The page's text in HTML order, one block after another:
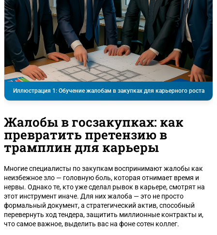
Иллюстрация 1: Обучение жалобам в закупках для карьерного роста
Жалобы в госзакупках: как
превратить претензию в
трамплин для карьеры
Многие специалисты по закупкам воспринимают жалобы как
неизбежное зло — головную боль, которая отнимает время и
нервы. Однако те, кто уже сделал рывок в карьере, смотрят на
этот инструмент иначе. Для них жалоба — это не просто
формальный документ, а стратегический актив, способный
перевернуть ход тендера, защитить миллионные контракты и,
что самое важное, выделить вас на фоне сотен коллег.